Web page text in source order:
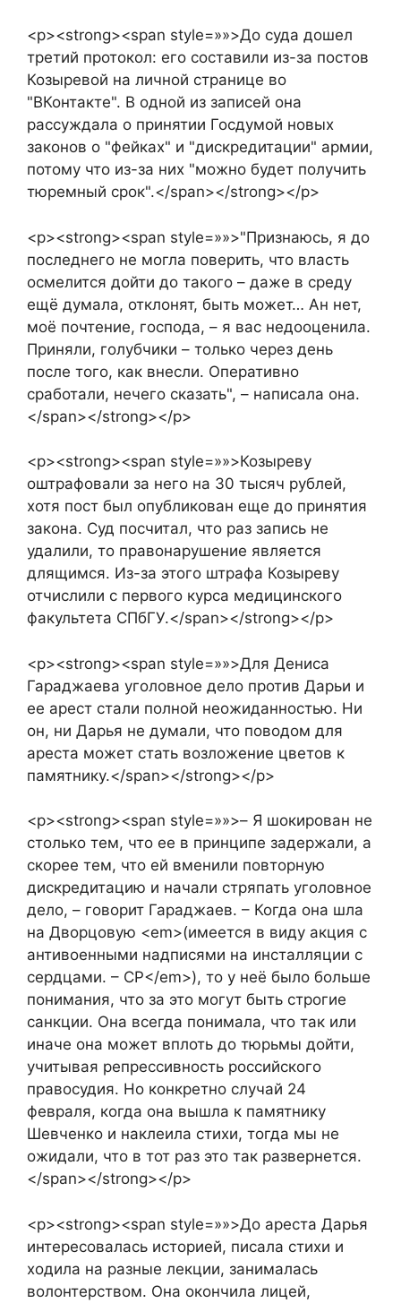
<p><strong><span style=»»>До суда дошел
третий протокол: его составили из-за постов
Козыревой на личной странице во
"ВКонтакте". В одной из записей она
рассуждала о принятии Госдумой новых
законов о "фейках" и "дискредитации" армии,
потому что из-за них "можно будет получить
тюремный срок".</span></strong></p>
<p><strong><span style=»»>"Признаюсь, я до
последнего не могла поверить, что власть
осмелится дойти до такого – даже в среду
ещё думала, отклонят, быть может… Ан нет,
моё почтение, господа, – я вас недооценила.
Приняли, голубчики – только через день
после того, как внесли. Оперативно
сработали, нечего сказать", – написала она.
</span></strong></p>
<p><strong><span style=»»>Козыреву
оштрафовали за него на 30 тысяч рублей,
хотя пост был опубликован еще до принятия
закона. Суд посчитал, что раз запись не
удалили, то правонарушение является
длящимся. Из-за этого штрафа Козыреву
отчислили с первого курса медицинского
факультета СПбГУ.</span></strong></p>
<p><strong><span style=»»>Для Дениса
Гараджаева уголовное дело против Дарьи и
ее арест стали полной неожиданностью. Ни
он, ни Дарья не думали, что поводом для
ареста может стать возложение цветов к
памятнику.</span></strong></p>
<p><strong><span style=»»>– Я шокирован не
столько тем, что ее в принципе задержали, а
скорее тем, что ей вменили повторную
дискредитацию и начали стряпать уголовное
дело, – говорит Гараджаев. – Когда она шла
на Дворцовую <em>(имеется в виду акция с
антивоенными надписями на инсталляции с
сердцами. – СР</em>), то у неё было больше
понимания, что за это могут быть строгие
санкции. Она всегда понимала, что так или
иначе она может вплоть до тюрьмы дойти,
учитывая репрессивность российского
правосудия. Но конкретно случай 24
февраля, когда она вышла к памятнику
Шевченко и наклеила стихи, тогда мы не
ожидали, что в тот раз это так развернется.
</span></strong></p>
<p><strong><span style=»»>До ареста Дарья
интересовалась историей, писала стихи и
ходила на разные лекции, занималась
волонтерством. Она окончила лицей,